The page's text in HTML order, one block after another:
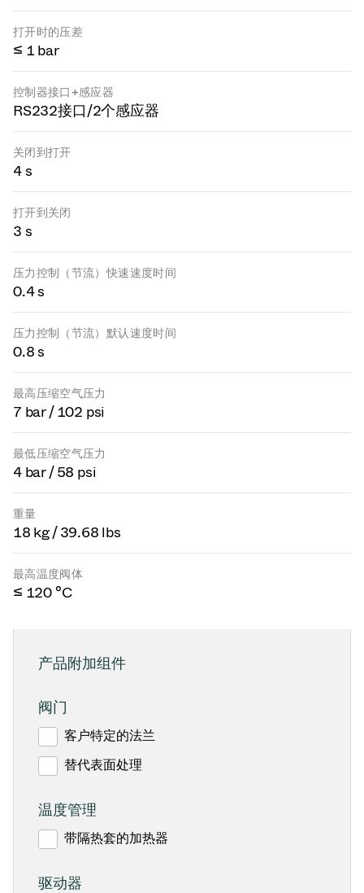
打开时的压差
≤ 1 bar
控制器接口+感应器
RS232接口/2个感应器
关闭到打开
4 s
打开到关闭
3 s
压力控制（节流）快速速度时间
0.4 s
压力控制（节流）默认速度时间
0.8 s
最高压缩空气压力
7 bar / 102 psi
最低压缩空气压力
4 bar / 58 psi
重量
18 kg / 39.68 lbs
最高温度阀体
≤ 120 °C
产品附加组件
阀门
客户特定的法兰
替代表面处理
温度管理
带隔热套的加热器
驱动器